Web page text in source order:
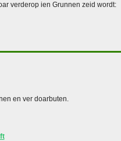
verderop ien Grunnen zeid wordt:
en ver doarbuten.